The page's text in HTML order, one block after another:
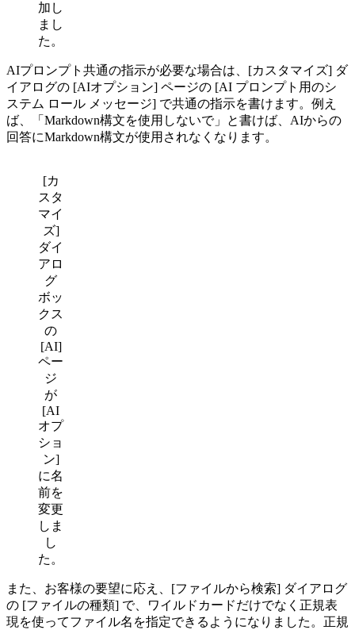
加し
まし
た。
AIプロンプト共通の指示が必要な場合は、[カスタマイズ] ダ
イアログの [AIオプション] ページの [AI プロンプト用のシ
ステム ロール メッセージ] で共通の指示を書けます。例え
ば、「Markdown構文を使用しないで」と書けば、AIからの
回答にMarkdown構文が使用されなくなります。
[カ
スタ
マイ
ズ]
ダイ
アロ
グ
ボッ
クス
の
[AI]
ペー
ジ
が
[AI
オプ
ショ
ン]
に名
前を
変更
しま
し
た。
また、お客様の要望に応え、[ファイルから検索] ダイアログ
の [ファイルの種類] で、ワイルドカードだけでなく正規表
現を使ってファイル名を指定できるようになりました。正規